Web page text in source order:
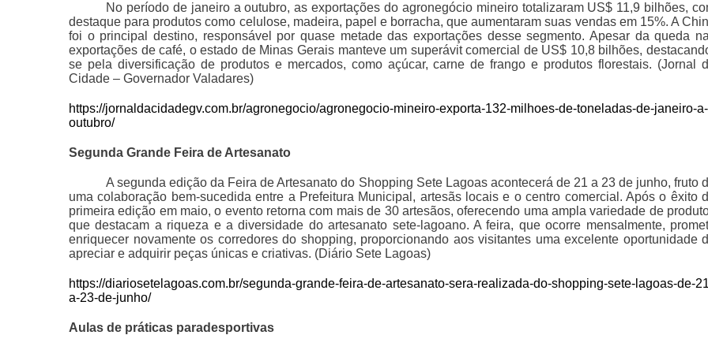
No período de janeiro a outubro, as exportações do agronegócio mineiro totalizaram US$ 11,9 bilhões,
destaque para produtos como celulose, madeira, papel e borracha, que aumentaram suas vendas em 15%. A
foi o principal destino, responsável por quase metade das exportações desse segmento. Apesar da queda
exportações de café, o estado de Minas Gerais manteve um superávit comercial de US$ 10,8 bilhões,
se pela diversificação de produtos e mercados, como açúcar, carne de frango e produtos florestais. (Jornal
Cidade – Governador Valadares)
https://jornaldacidadegv.com.br/agronegocio/agronegocio-mineiro-exporta-132-milhoes-de-toneladas-de-janeiro-a-
outubro/
Segunda Grande Feira de Artesanato
A segunda edição da Feira de Artesanato do Shopping Sete Lagoas acontecerá de 21 a 23 de junho, fruto
uma colaboração bem-sucedida entre a Prefeitura Municipal, artesãs locais e o centro comercial. Após o êxito
primeira edição em maio, o evento retorna com mais de 30 artesãos, oferecendo uma ampla variedade de
que destacam a riqueza e a diversidade do artesanato sete-lagoano. A feira, que ocorre mensalmente,
enriquecer novamente os corredores do shopping, proporcionando aos visitantes uma excelente oportunidade
apreciar e adquirir peças únicas e criativas. (Diário Sete Lagoas)
https://diariosetelagoas.com.br/segunda-grande-feira-de-artesanato-sera-realizada-do-shopping-sete-lagoas-de-
a-23-de-junho/
Aulas de práticas paradesportivas